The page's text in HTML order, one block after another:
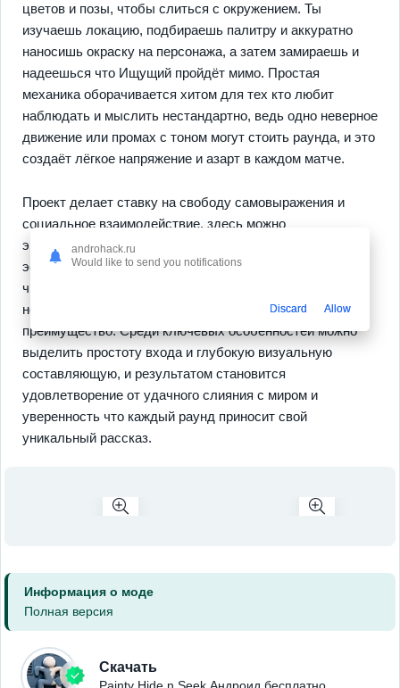
цветов и позы, чтобы слиться с окружением. Ты
изучаешь локацию, подбираешь палитру и аккуратно
наносишь окраску на персонажа, а затем замираешь и
надеешься что Ищущий пройдёт мимо. Простая
механика оборачивается хитом для тех кто любит
наблюдать и мыслить нестандартно, ведь одно неверное
движение или промах с тоном могут стоить раунда, и это
создаёт лёгкое напряжение и азарт в каждом матче.
Проект делает ставку на свободу самовыражения и
социальное взаимодействие, здесь можно
экспериментировать с образами и соревноваться в
эстетике. Важныкамуфляж по настроению
читать пространство, а также постепенное открытие
новых палитр и поз которые дают тактическое
преимущество. Среди ключевых особенностей можно
выделить простоту входа и глубокую визуальную
составляющую, и результатом становится
удовлетворение от удачного слияния с миром и
уверенность что каждый раунд приносит свой
уникальный рассказ.
Информация о моде
Полная версия
Скачать
Painty Hide n Seek Андроид бесплатно
androhack.ru
Would like to send you notifications
Discard Allow